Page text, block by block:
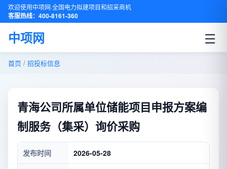
欢迎使用中项网·全国电力拟建项目和招采商机
客服热线：400-8161-360
中项网 ☰
首页 / 招投标信息
青海公司所属单位储能项目申报方案编
制服务（集采）询价采购
发布时间 2026-05-28